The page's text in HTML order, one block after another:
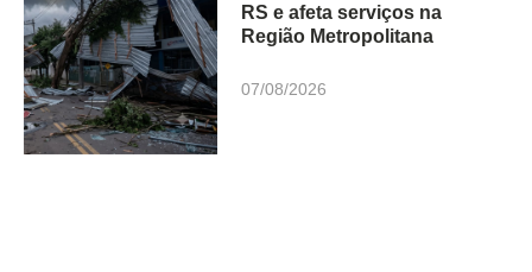
RS e afeta serviços na
Região Metropolitana
07/08/2026